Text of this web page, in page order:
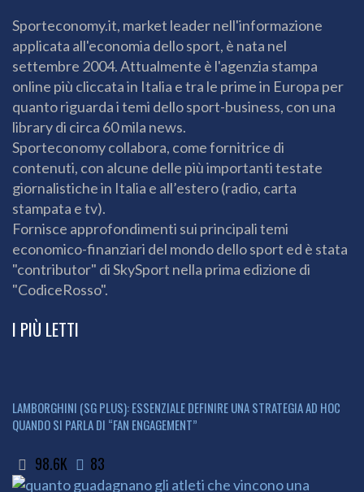
Sporteconomy.it, market leader nell'informazione
applicata all'economia dello sport, è nata nel
settembre 2004. Attualmente è l'agenzia stampa
online più cliccata in Italia e tra le prime in Europa per
quanto riguarda i temi dello sport-business, con una
library di circa 60 mila news.
Sporteconomy collabora, come fornitrice di
contenuti, con alcune delle più importanti testate
giornalistiche in Italia e all’estero (radio, carta
stampata e tv).
Fornisce approfondimenti sui principali temi
economico-finanziari del mondo dello sport ed è stata
"contributor" di SkySport nella prima edizione di
"CodiceRosso".
I PIÙ LETTI
LAMBORGHINI (SG PLUS): ESSENZIALE DEFINIRE UNA STRATEGIA AD HOC
QUANDO SI PARLA DI “FAN ENGAGEMENT”
98.6K 83